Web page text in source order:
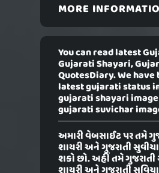
MORE
You can read latest
Gujarati Shayari,
QuotesDiary. We
latest gujarati status
gujarati shayari
gujarati suvichar
અમારી વેબસાઈટ પર તમે
શાયરી અને ગુજરાતી
શકો છો. અહીં તમે ગુજરાતી